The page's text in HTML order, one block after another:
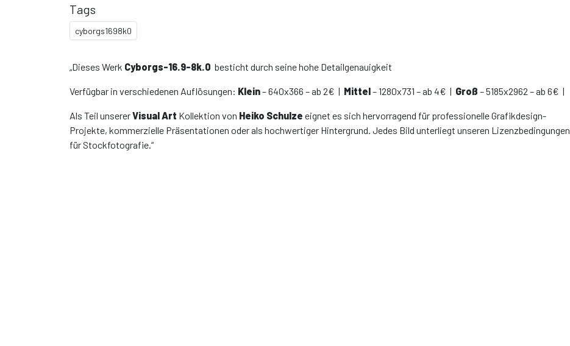
Tags
cyborgs1698k0
„Dieses Werk Cyborgs-16.9-8k.0 besticht durch seine hohe Detailgenauigkeit
Verfügbar in verschiedenen Auflösungen: Klein– 640x366 – ab 2€ | Mittel– 1280x731 – ab 4€ | Groß – 5185x2962 – ab 6€ |
Als Teil unsererVisual Art Kollektion von Heiko Schulze eignet es sich hervorragend für professionelle Grafikdesign-
Projekte, kommerzielle Präsentationen oder als hochwertiger Hintergrund. Jedes Bild unterliegt unseren Lizenzbedingungen
für Stockfotografie.“